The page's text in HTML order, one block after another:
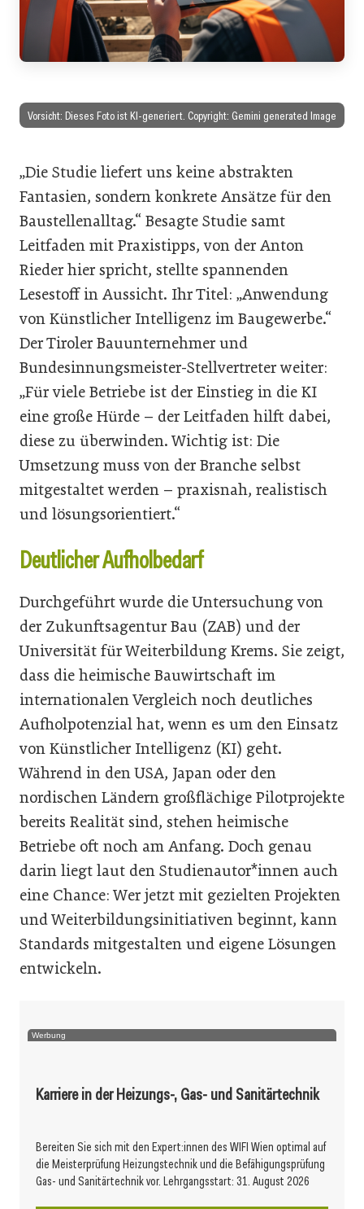
Vorsicht: Dieses Foto ist KI-generiert. Copyright: Gemini generated Image
„Die Studie liefert uns keine abstrakten
Fantasien, sondern konkrete Ansätze für den
Baustellenalltag.“ Besagte Studie samt
Leitfaden mit Praxistipps, von der Anton
Rieder hier spricht, stellte spannenden
Lesestoff in Aussicht. Ihr Titel: „Anwendung
von Künstlicher Intelligenz im Baugewerbe.“
Der Tiroler Bauunternehmer und
Bundesinnungsmeister-Stellvertreter weiter:
„Für viele Betriebe ist der Einstieg in die KI
eine große Hürde – der Leitfaden hilft dabei,
diese zu überwinden. Wichtig ist: Die
Umsetzung muss von der Branche selbst
mitgestaltet werden – praxisnah, realistisch
und lösungsorientiert.“
Deutlicher Aufholbedarf
Durchgeführt wurde die Untersuchung von
der Zukunftsagentur Bau (ZAB) und der
Universität für Weiterbildung Krems. Sie zeigt,
dass die heimische Bauwirtschaft im
internationalen Vergleich noch deutliches
Aufholpotenzial hat, wenn es um den Einsatz
von Künstlicher Intelligenz (KI) geht.
Während in den USA, Japan oder den
nordischen Ländern großflächige Pilotprojekte
bereits Realität sind, stehen heimische
Betriebe oft noch am Anfang. Doch genau
darin liegt laut den Studienautor*innen auch
eine Chance: Wer jetzt mit gezielten Projekten
und Weiterbildungsinitiativen beginnt, kann
Standards mitgestalten und eigene Lösungen
entwickeln.
Werbung
Karriere in der Heizungs-, Gas- und Sanitärtechnik
Bereiten Sie sich mit den Expert:innen des WIFI Wien optimal auf
die Meisterprüfung Heizungstechnik und die Befähigungsprüfung
Gas- und Sanitärtechnik vor. Lehrgangsstart: 31. August 2026